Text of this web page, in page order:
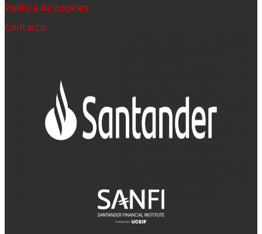
Política de cookies
Contacto